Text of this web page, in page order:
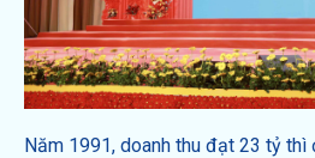
Năm 1991, doanh thu đạt 23 tỷ thì